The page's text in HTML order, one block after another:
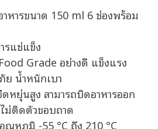
หารขนาด 150 ml 6 ช่องพร้อม
รแช่แข็ง
Grade อย่างดี แข็งแรง
น้ำหนักเบา
หยุ่นสูง สามารถบิดอาหารออก
ม่ติดตัวขอบถาด
หภูมิ -55 °C ถึง 210 °C